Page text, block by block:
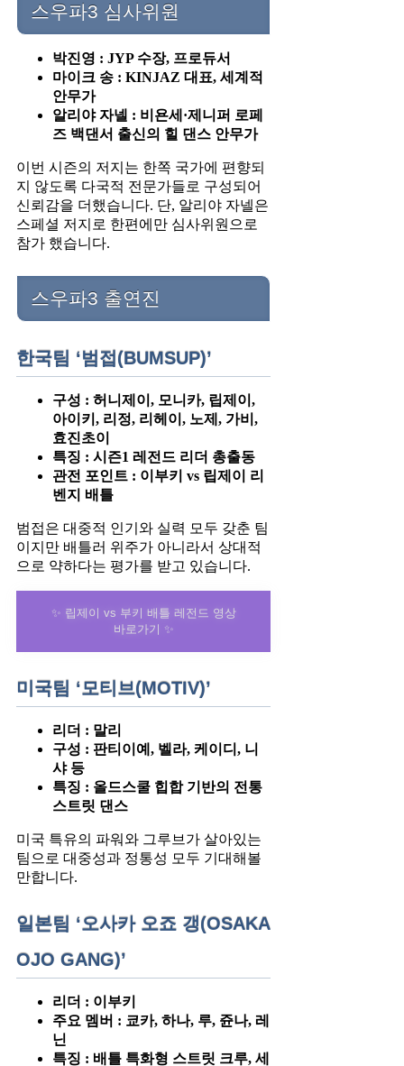
스우파3 심사위원
박진영 : JYP 수장, 프로듀서
마이크 송 : KINJAZ 대표, 세계적
안무가
알리야 자넬 : 비욘세·제니퍼 로페
즈 백댄서 출신의 힐 댄스 안무가
이번 시즌의 저지는 한쪽 국가에 편향되
지 않도록 다국적 전문가들로 구성되어
신뢰감을 더했습니다. 단, 알리야 자넬은
스페셜 저지로 한편에만 심사위원으로
참가 했습니다.
스우파3 출연진
한국팀 ‘범접(BUMSUP)’
구성 : 허니제이, 모니카, 립제이,
아이키, 리정, 리헤이, 노제, 가비,
효진초이
특징 : 시즌1 레전드 리더 총출동
관전 포인트 : 이부키 vs 립제이 리
벤지 배틀
범접은 대중적 인기와 실력 모두 갖춘 팀
이지만 배틀러 위주가 아니라서 상대적
으로 약하다는 평가를 받고 있습니다.
✨ 립제이 vs 부키 배틀 레전드 영상
바로가기 ✨
미국팀 ‘모티브(MOTIV)’
리더 : 말리
구성 : 판티이예, 벨라, 케이디, 니
샤 등
특징 : 올드스쿨 힙합 기반의 전통
스트릿 댄스
미국 특유의 파워와 그루브가 살아있는
팀으로 대중성과 정통성 모두 기대해볼
만합니다.
일본팀 ‘오사카 오죠 갱(OSAKA
OJO GANG)’
리더 : 이부키
주요 멤버 : 쿄카, 하나, 루, 쥰나, 레
닌
특징 : 배틀 특화형 스트릿 크루, 세